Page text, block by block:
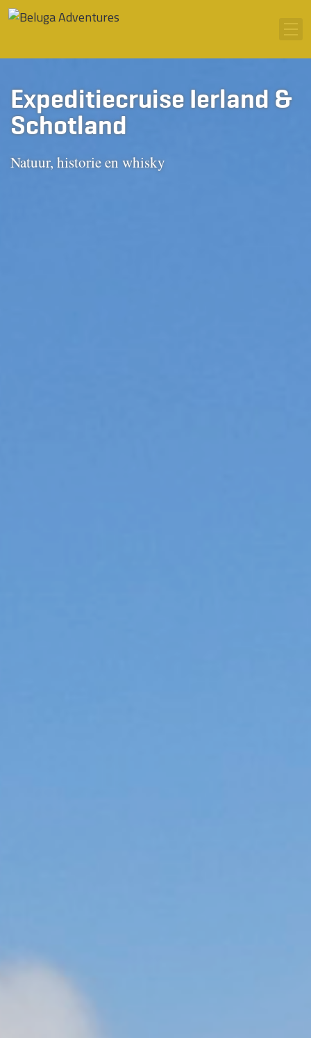
Ga naar inhoud
Expeditiecruise Ierland &
Schotland
Natuur, historie en whisky